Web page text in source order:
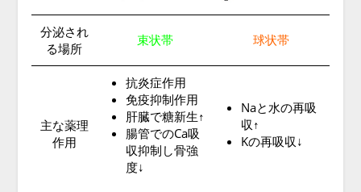
分泌され
る場所
束状帯 球状帯
主な薬理
作用
抗炎症作用
免疫抑制作用
肝臓で糖新生↑
腸管でのCa吸
収抑制し骨強
度↓
Naと水の再吸
収↑
Kの再吸収↓